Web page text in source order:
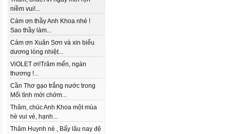
niềm vui!...
Cám ơn thầy Anh Khoa nhé !
Sao thầy làm...
Cám ơn Xuân Sơn và xin biểu
dương lòng nhiệt...
ViOLET ơi!Trăm mến, ngàn
thương !...
Cần Thơ gạo trắng nước trong
Mối tình mới chớm...
Thăm, chúc Anh Khoa một mùa
hè vui vẻ, hạnh...
Thăm Huynh nè , Bấy lâu nay đệ